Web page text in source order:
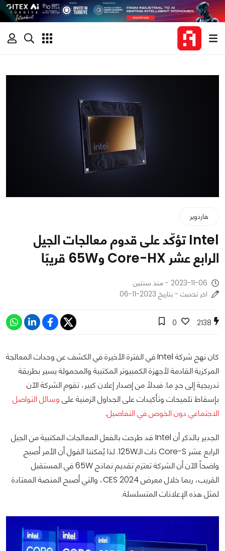
هاردوير
Intel تؤكّد على قدوم معالجات الجيل
الرابع عشر Core-HX و65W قريبًا
2023-11-06 - منذ سنتين
اخر تحديث - بتاريخ 2023-11-06
2138
0
كان نهج شركة Intel في الفترة الأخيرة في الكشف عن وحدات المعالجة
المركزية القادمة لأجهزة الكمبيوتر المكتبية والمحمولة يسير بطريقة
تدريجية إلى حدٍ ما. فبدلاً من إصدار إعلان كبير، تقوم الشركة الآن
بإسقاط تلميحات وتأكيدات على الجداول الزمنية على وسائل التواصل
الاجتماعي دون الخوض في التفاصيل.
الجدير بالذكر أن Intel قد طرحت بالفعل المعالجات المكتبية من الجيل
الرابع عشر Core-S ذات الـ125W. لذا يُمكننا القول أن الأمر أصبح
واضحاً الآن أن الشركة تعتزم تقديم نماذج 65W في المستقبل
القريب، ربما خلال معرض CES 2024، والتي أصبح المنصة المعتادة
لمثل هذه الإعلانات المتسلسلة.